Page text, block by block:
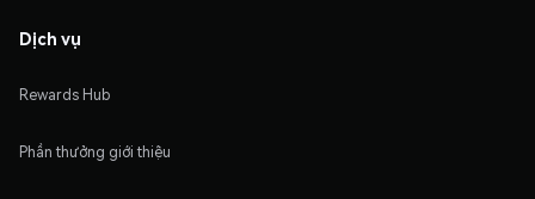
Dịch vụ
Rewards Hub
Phần thưởng giới thiệu